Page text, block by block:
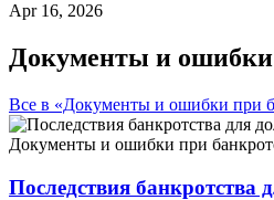
Apr 16, 2026
Документы и ошибки
Все в «Документы и ошибки при
Документы и ошибки при
Последствия банкротства